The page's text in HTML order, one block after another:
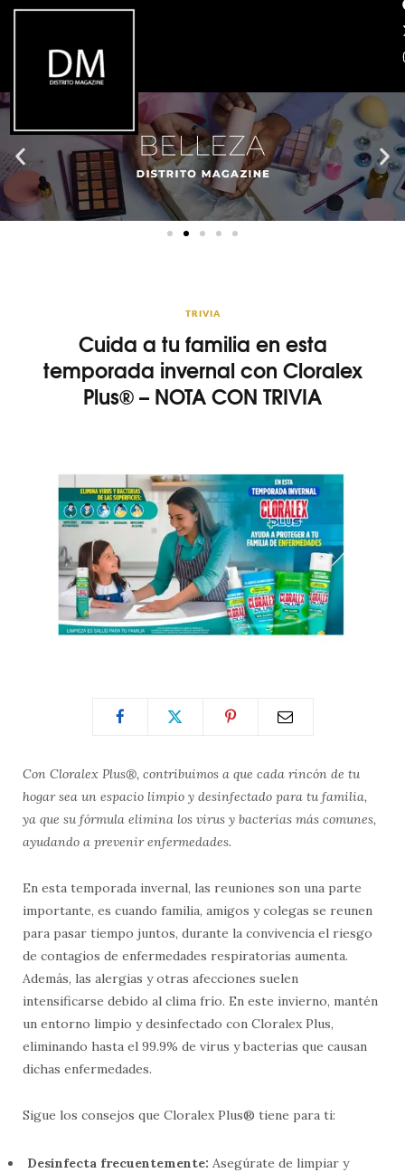
TRIVIA
Cuida a tu familia en esta
temporada invernal con Cloralex
Plus® – NOTA CON TRIVIA
Con Cloralex Plus®, contribuimos a que cada rincón de tu
hogar sea un espacio limpio y desinfectado para tu familia,
ya que su fórmula elimina los virus y bacterias más comunes,
ayudando a prevenir enfermedades.
En esta temporada invernal, las reuniones son una parte
importante, es cuando familia, amigos y colegas se reunen
para pasar tiempo juntos, durante la convivencia el riesgo
de contagios de enfermedades respiratorias aumenta.
Además, las alergias y otras afecciones suelen
intensificarse debido al clima frío. En este invierno, mantén
un entorno limpio y desinfectado con Cloralex Plus,
eliminando hasta el 99.9% de virus y bacterias que causan
dichas enfermedades.
Sigue los consejos que Cloralex Plus® tiene para ti:
Desinfecta frecuentemente: Asegúrate de limpiar y